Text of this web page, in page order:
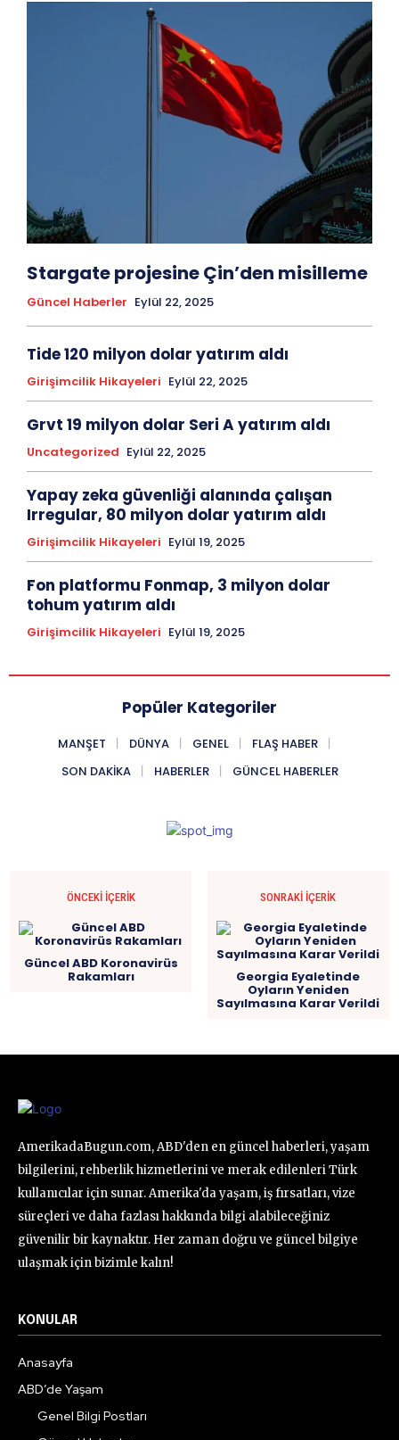
Stargate projesine Çin’den misilleme
Güncel Haberler Eylül 22, 2025
Tide 120 milyon dolar yatırım aldı
Girişimcilik Hikayeleri Eylül 22, 2025
Grvt 19 milyon dolar Seri A yatırım aldı
Uncategorized Eylül 22, 2025
Yapay zeka güvenliği alanında çalışan
Irregular, 80 milyon dolar yatırım aldı
Girişimcilik Hikayeleri Eylül 19, 2025
Fon platformu Fonmap, 3 milyon dolar
tohum yatırım aldı
Girişimcilik Hikayeleri Eylül 19, 2025
Popüler Kategoriler
MANŞET DÜNYA GENEL
FLAŞ HABER
SON DAKIKA
HABERLER GÜNCEL HABERLER
ÖNCEKI İÇERIK
Güncel ABD Koronavirüs
Rakamları
SONRAKI İÇERIK
Georgia Eyaletinde
Oyların Yeniden
Sayılmasına Karar Verildi
AmerikadaBugun.com, ABD'den en güncel haberleri, yaşam
bilgilerini, rehberlik hizmetlerini ve merak edilenleri Türk
kullanıcılar için sunar. Amerika'da yaşam, iş fırsatları, vize
süreçleri ve daha fazlası hakkında bilgi alabileceğiniz
güvenilir bir kaynaktır. Her zaman doğru ve güncel bilgiye
ulaşmak için bizimle kalın!
KONULAR
Anasayfa
ABD’de Yaşam
Genel Bilgi Postları